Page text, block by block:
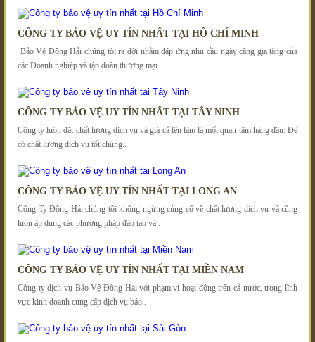
CÔNG TY BẢO VỆ UY TÍN NHẤT TẠI HỒ CHÍ MINH
Bảo Vệ Đông Hải chúng tôi ra đời nhằm đáp ứng nhu cầu ngày càng gia tăng của
các Doanh nghiệp và tập đoàn thương mại..
CÔNG TY BẢO VỆ UY TÍN NHẤT TẠI TÂY NINH
Công ty luôn đặt chất lượng dịch vụ và giá cả lên làm là mối quan tâm hàng đầu. Để
có chất lượng dịch vụ tốt chúng..
CÔNG TY BẢO VỆ UY TÍN NHẤT TẠI LONG AN
Công Ty Đông Hải chúng tôi không ngừng củng cố về chất lượng dịch vụ và cũng
luôn áp dụng các phương pháp đào tạo và..
CÔNG TY BẢO VỆ UY TÍN NHẤT TẠI MIỀN NAM
Công ty dịch vụ Bảo Vệ Đông Hải với phạm vi hoạt động trên cả nước, trong lĩnh
vực kinh doanh cung cấp dịch vụ bảo..